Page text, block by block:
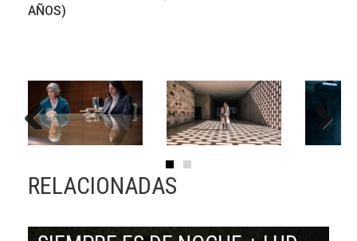
AÑOS)
RELACIONADAS